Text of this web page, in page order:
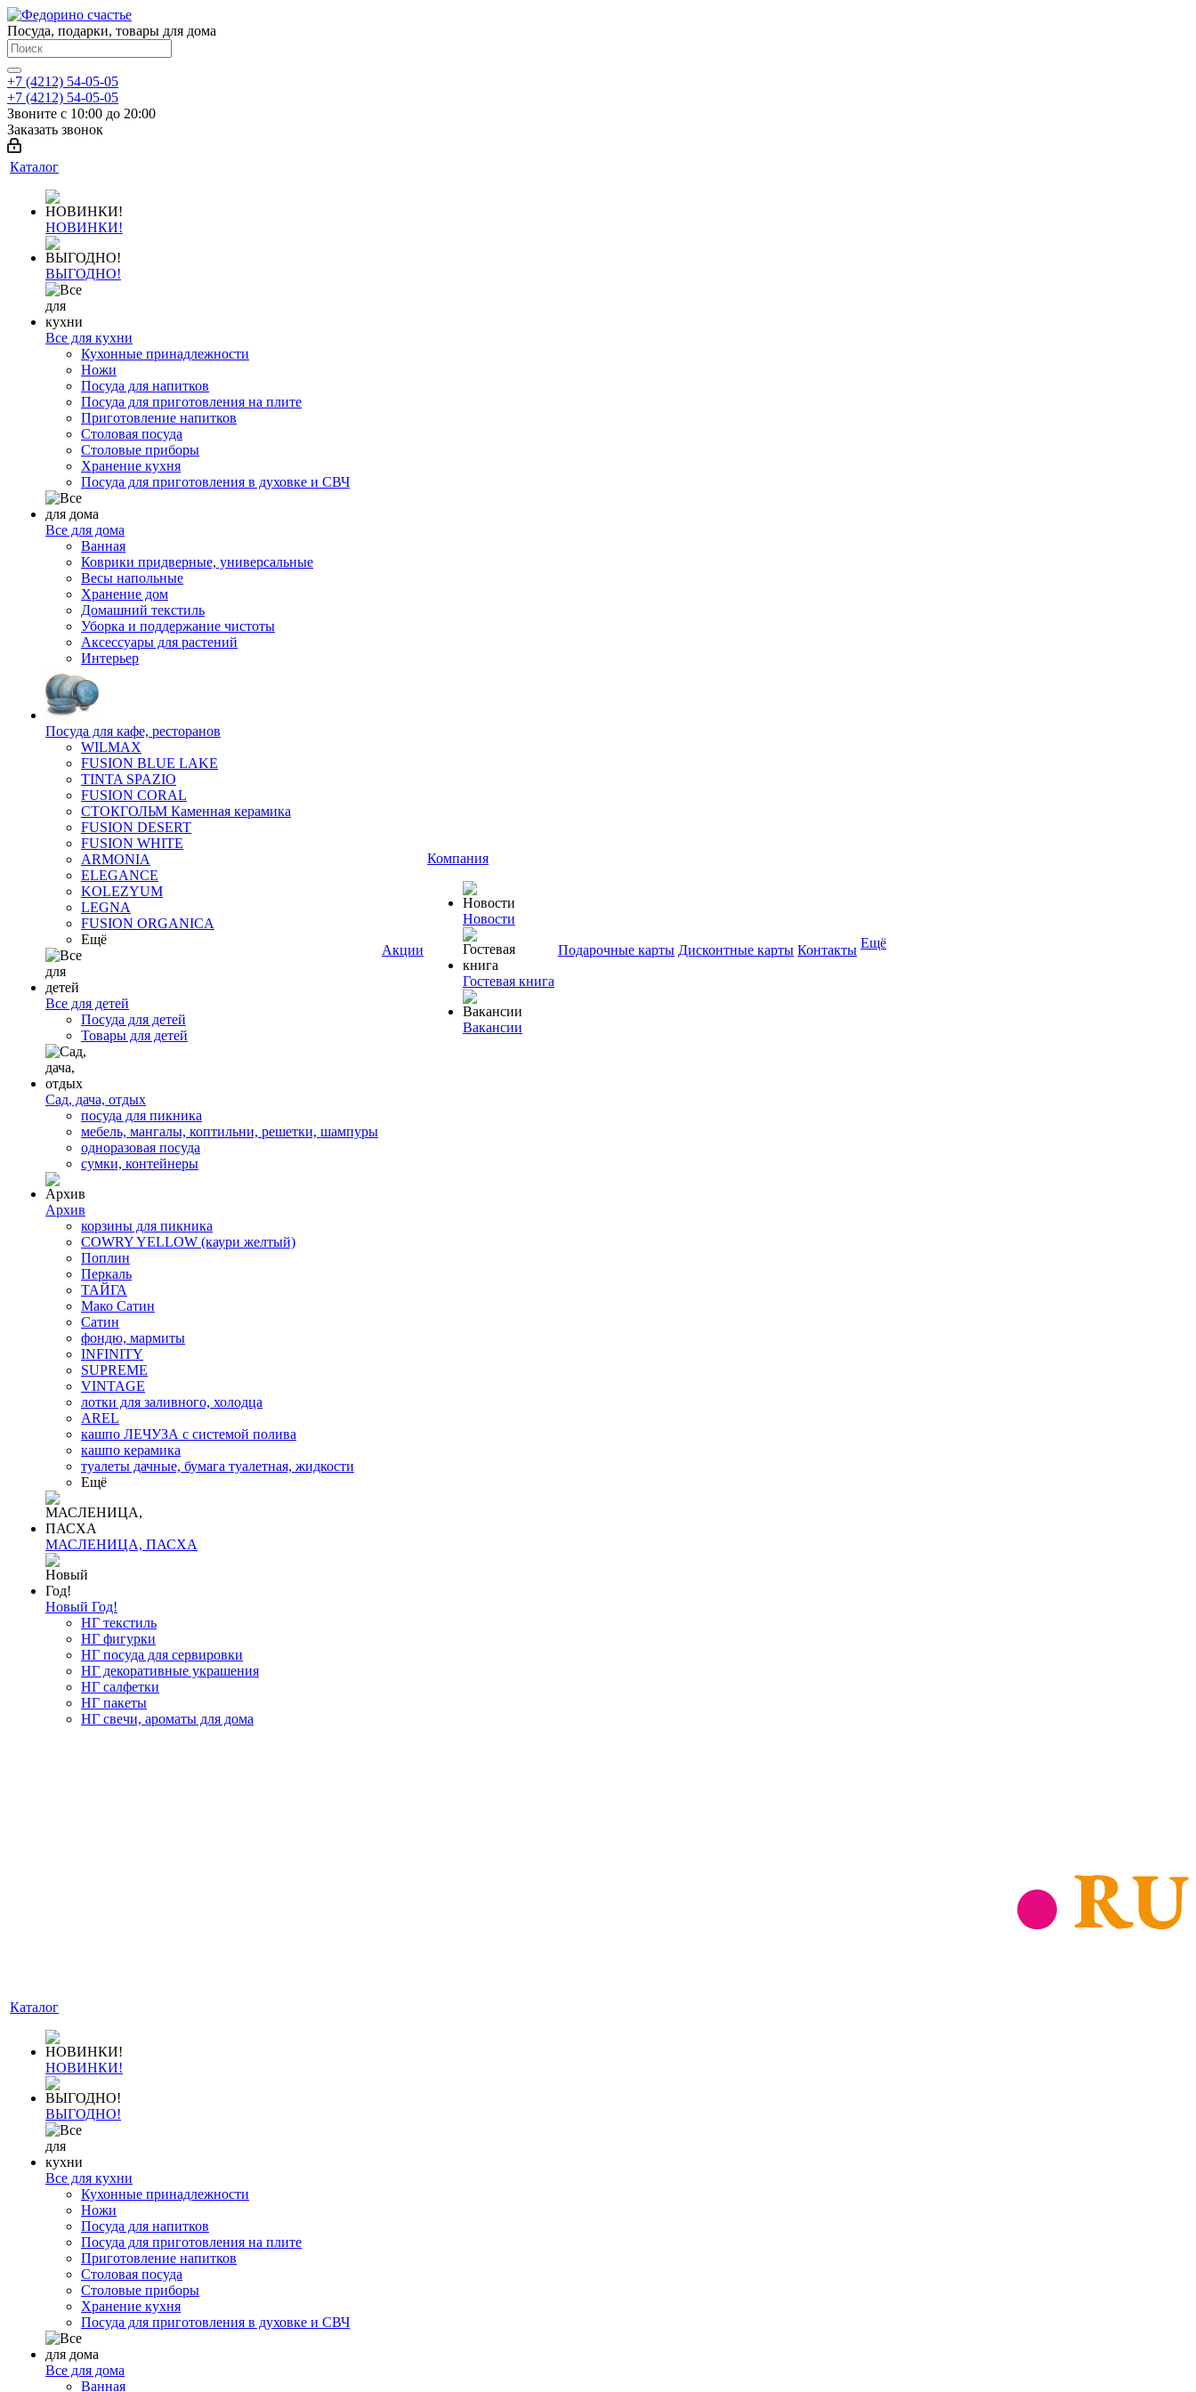
Посуда, подарки, товары для дома
+7 (4212) 54-05-05
+7 (4212) 54-05-05
Звоните с 10:00 до 20:00
Заказать звонок
Каталог
НОВИНКИ!
ВЫГОДНО!
Все для кухни
Кухонные принадлежности
Ножи
Посуда для напитков
Посуда для приготовления на плите
Приготовление напитков
Столовая посуда
Столовые приборы
Хранение кухня
Посуда для приготовления в духовке и СВЧ
Все для дома
Ванная
Коврики придверные, универсальные
Весы напольные
Хранение дом
Домашний текстиль
Уборка и поддержание чистоты
Аксессуары для растений
Интерьер
Посуда для кафе, ресторанов
WILMAX
FUSION BLUE LAKE
TINTA SPAZIO
FUSION CORAL
СТОКГОЛЬМ Каменная керамика
FUSION DESERT
FUSION WHITE
ARMONIA
ELEGANCE
KOLEZYUM
LEGNA
FUSION ORGANICA
Ещё
Все для детей
Посуда для детей
Товары для детей
Сад, дача, отдых
посуда для пикника
мебель, мангалы, коптильни, решетки, шампуры
одноразовая посуда
сумки, контейнеры
Архив
корзины для пикника
COWRY YELLOW (каури желтый)
Поплин
Перкаль
ТАЙГА
Мако Сатин
Сатин
фондю, мармиты
INFINITY
SUPREME
VINTAGE
лотки для заливного, холодца
AREL
кашпо ЛЕЧУЗА с системой полива
кашпо керамика
туалеты дачные, бумага туалетная, жидкости
Ещё
МАСЛЕНИЦА, ПАСХА
Новый Год!
НГ текстиль
НГ фигурки
НГ посуда для сервировки
НГ декоративные украшения
НГ салфетки
НГ пакеты
НГ свечи, ароматы для дома
Акции
Компания
Новости
Гостевая книга
Вакансии
Подарочные карты Дисконтные карты Контакты Ещё
Каталог
НОВИНКИ!
ВЫГОДНО!
Все для кухни
Кухонные принадлежности
Ножи
Посуда для напитков
Посуда для приготовления на плите
Приготовление напитков
Столовая посуда
Столовые приборы
Хранение кухня
Посуда для приготовления в духовке и СВЧ
Все для дома
Ванная